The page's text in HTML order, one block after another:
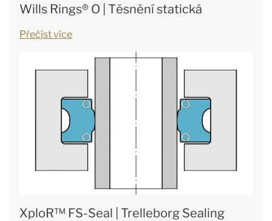
Wills Rings® O | Těsnění statická
Přečíst více
XploR™ FS-Seal | Trelleborg Sealing